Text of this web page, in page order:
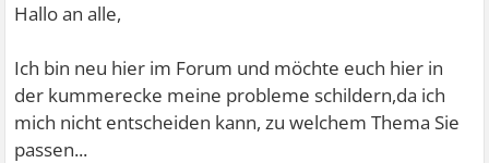
Hallo an alle,
Ich bin neu hier im Forum und möchte euch hier in
der kummerecke meine probleme schildern,da ich
mich nicht entscheiden kann, zu welchem Thema Sie
passen...